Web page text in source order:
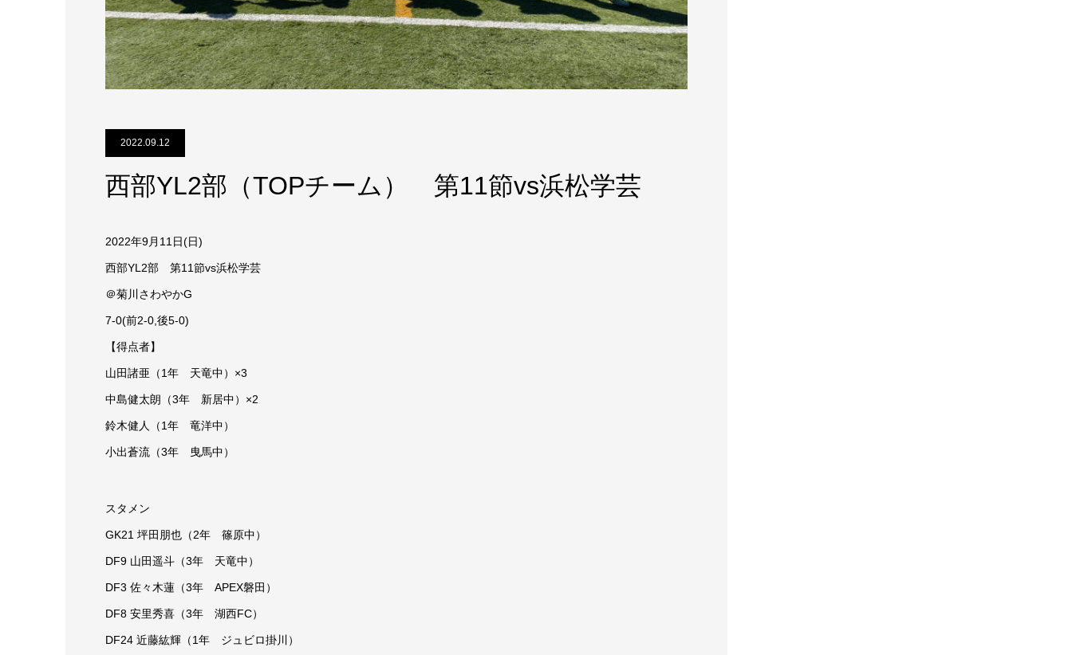
2022.09.12
西部YL2部（TOPチーム） 第11節vs浜松学芸
2022年9月11日(日)
西部YL2部 第11節vs浜松学芸
＠菊川さわやかG
7-0(前2-0,後5-0)
【得点者】
山田諸亜（1年 天竜中）×3
中島健太朗（3年 新居中）×2
鈴木健人（1年 竜洋中）
小出蒼流（3年 曳馬中）
スタメン
GK21 坪田朋也（2年 篠原中）
DF9 山田遥斗（3年 天竜中）
DF3 佐々木蓮（3年 APEX磐田）
DF8 安里秀喜（3年 湖西FC）
DF24 近藤紘輝（1年 ジュビロ掛川）